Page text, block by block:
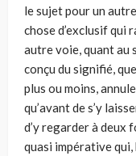
le sujet pour un
chose d’exclusif qui
autre voie, quant au
conçu du signifié,
plus ou moins,
qu’avant de s’y
d’y regarder à deux
quasi impérative qui,